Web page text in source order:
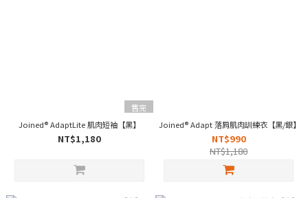
售完
Joined® AdaptLite 肌肉短袖【黑】
NT$1,180
Joined® Adapt 落肩肌肉訓練衣【黑/銀】
NT$990
NT$1,180